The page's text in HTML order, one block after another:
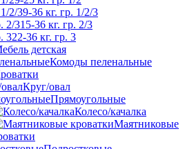
9-36 кг. гр. 1/2/3
15-36 кг. гр. 2/3
22-36 кг. гр. 3
детская
Комоды пеленальные
Круг/овал
Прямоугольные
Колесо/качалка
Маятниковые